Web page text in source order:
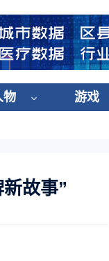
物 游戏
故事”